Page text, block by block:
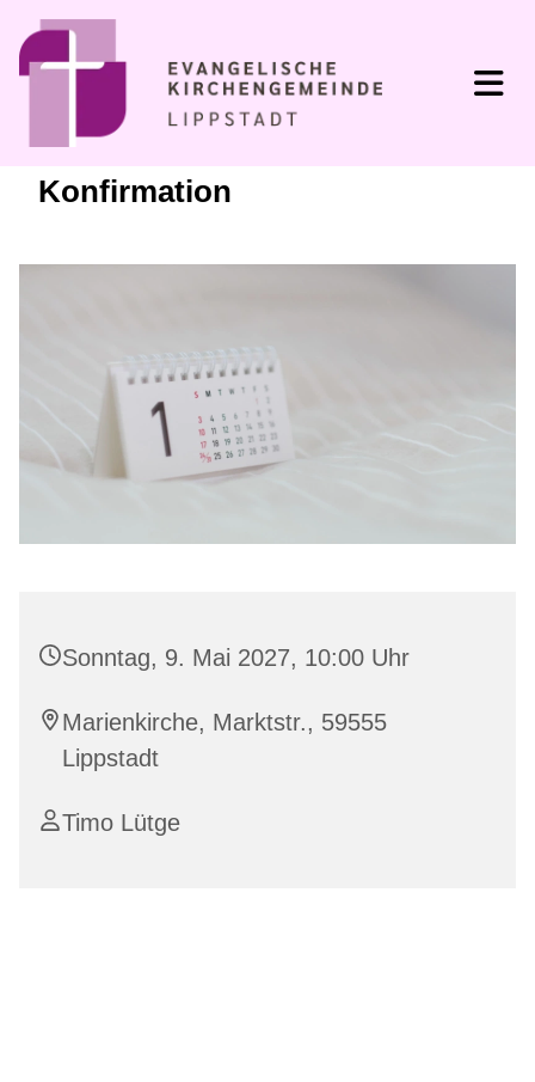
Konfirmation
Sonntag, 9. Mai 2027, 10:00 Uhr
Marienkirche, Marktstr., 59555
Lippstadt
Timo Lütge